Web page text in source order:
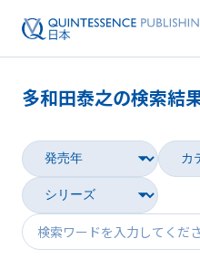
雑
映
電
多和田泰之の検索結